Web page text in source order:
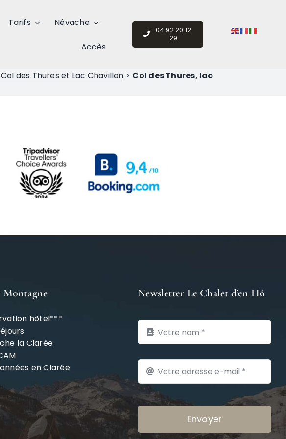
Tarifs Névache
Accès
04 92 20 12
29
des Thures et Lac Chavillon > Col des Thures, lac
Montagne
hôtel***
la Clarée
en Clarée
Newsletter Le Chalet d’en Hô
Envoyer